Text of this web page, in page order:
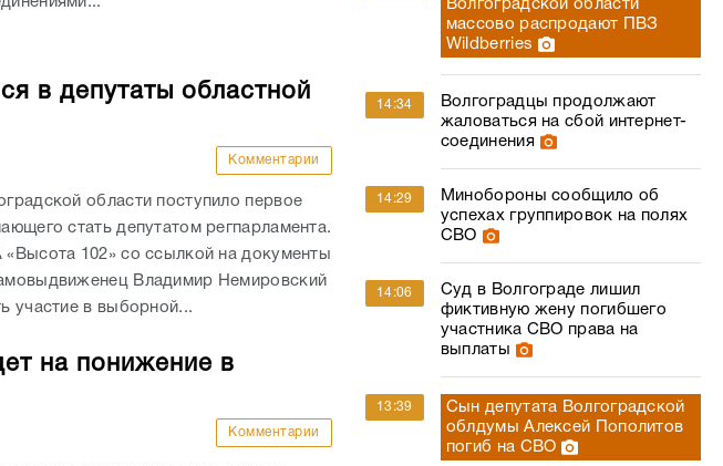
стать депутатом регпарламента.
на понижение в
Комментарии
скромную позицию – в Волгоградской
кандидатом в депутаты...
Минобороны сообщило об
успехах группировок на полях
СВО
Суд в Волгограде лишил
фиктивную жену погибшего
участника СВО права на
выплаты
Сын депутата Волгоградской
облдумы Алексей Пополитов
погиб на СВО
На севере Волгограда
разыскивают водителя,
скрывшегося с места ДТП
«Людей в терминале очень